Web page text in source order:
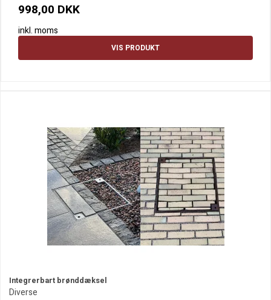
998,00 DKK
inkl. moms
VIS PRODUKT
Integrerbart brønddæksel
Diverse